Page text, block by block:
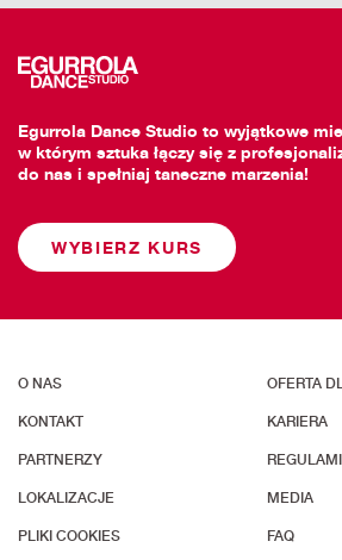
Egurrola Dance Studio to wyjątkowe
w którym sztuka łączy się z
do nas i spełniaj taneczne marzenia!
WYBIERZ KURS
O NAS OFERTA
KONTAKT KARIERA
PARTNERZY
LOKALIZACJE MEDIA
PLIKI COOKIES FAQ